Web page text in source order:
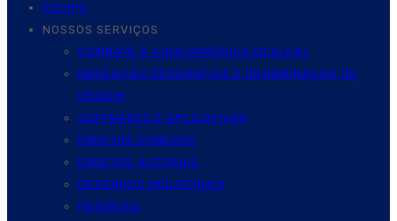
EQUIPE
NOSSOS SERVIÇOS
COMBATE À CONCORRÊNCIA DESLEAL
INDICAÇÃO GEOGRÁFICA E DENOMINAÇÃO DE
ORIGEM
SOFTWARES E APLICATIVOS
DIREITOS CONEXOS
DIREITOS AUTORAIS
DESENHOS INDUSTRIAIS
PATENTES